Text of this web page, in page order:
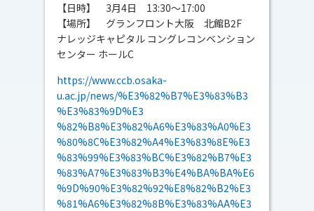
【日時】 3月4日 13:30～17:00
【場所】 グランフロント大阪 北館B2F
ナレッジキャピタル コングレコンベンション
センター ホールC
https://www.ccb.osaka-
u.ac.jp/news/%E3%82%B7%E3%83%B3
%E3%83%9D%E3
%82%B8%E3%82%A6%E3%83%A0%E3
%80%8C%E3%82%A4%E3%83%8E%E3
%83%99%E3%83%BC%E3%82%B7%E3
%83%A7%E3%83%B3%E4%BA%BA%E6
%9D%90%E3%82%92%E8%82%B2%E3
%81%A6%E3%82%8B%E3%83%AA%E3